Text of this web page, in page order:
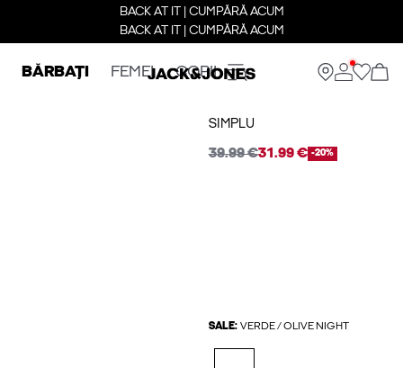
BACK AT IT | CUMPĂRĂ ACUM
BACK AT IT | CUMPĂRĂ ACUM
BĂRBAȚI FEMEI COPII
SIMPLU
39.99 €31.99 € -20%
SALE: VERDE / OLIVE NIGHT